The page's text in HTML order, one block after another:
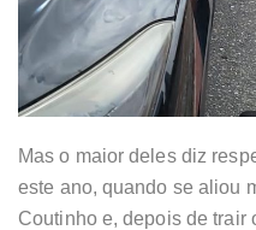
Mas o maior deles diz
este ano, quando se aliou
Coutinho e, depois de trair